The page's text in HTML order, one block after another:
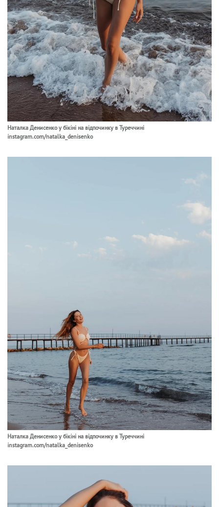
Наталка Денисенко у бікіні на відпочинку в Туреччині
instagram.com/natalka_denisenko
Наталка Денисенко у бікіні на відпочинку в Туреччині
instagram.com/natalka_denisenko